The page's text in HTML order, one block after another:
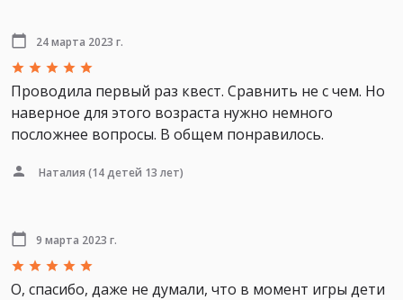
24 марта 2023 г.
Проводила первый раз квест. Сравнить не с чем. Но
наверное для этого возраста нужно немного
посложнее вопросы. В общем понравилось.
Наталия (14 детей 13 лет)
9 марта 2023 г.
О, спасибо, даже не думали, что в момент игры дети